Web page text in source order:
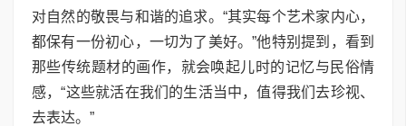
对自然的敬畏与和谐的追求。“其实每个艺术家内心，
都保有一份初心，一切为了美好。”他特别提到，看到
那些传统题材的画作，就会唤起儿时的记忆与民俗情
感，“这些就活在我们的生活当中，值得我们去珍视、
去表达。”